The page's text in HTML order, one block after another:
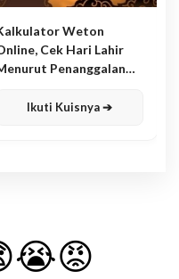
Weton
Cek Hari Lahir
Penanggalan
Ikuti Kuisnya ➔
😭😡